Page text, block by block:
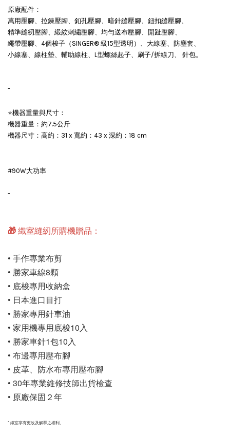
原廠配件：
萬用壓腳、拉鍊壓腳、釦孔壓腳、暗針縫壓腳、鈕扣縫壓腳、
精準縫紉壓腳、緞紋刺繡壓腳、均勻送布壓腳、開趾壓腳、
繩帶壓腳、4個梭子（SINGER® 級15型透明）、大線塞、防塵套、
小線塞、線柱墊、輔助線柱、L型螺絲起子、刷子/拆線刀、 針包。
-
⭐機器重量與尺寸：
機器重量：約7.5公斤
機器尺寸：高約：31 x 寬約：43 x 深約：18 cm
#90W大功率
-
🎁 織室縫紉所購機贈品：
• 手作專業布剪
• 勝家車線8顆
• 底梭專用收納盒
• 日本進口目打
• 勝家專用針車油
• 家用機專用底梭10入
• 勝家車針1包10入
• 布邊專用壓布腳
• 皮革、防水布專用壓布腳
• 30年專業維修技師出貨檢查
• 原廠保固２年
* 織室享有更改及解釋之權利。